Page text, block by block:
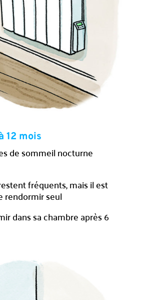
12 mois
de sommeil nocturne
fréquents, mais il est
rendormir seul
dans sa chambre après 6